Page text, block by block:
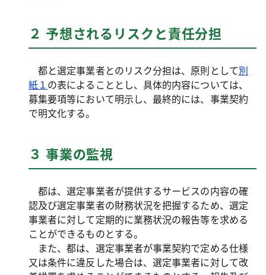
２ 予想されるリスクと責任分担
都と選定事業者とのリスク分担は、原則として別
紙１の表によることとし、具体的内容については、
募集要項等において明示し、最終的には、事業契約
で明文化する。
３ 事業の監視
都は、選定事業者が提供するサービスの内容の確
認及び選定事業者の財務状況を把握するため、選定
事業者に対して定期的に業務状況の報告等を求める
ことができるものとする。
また、都は、選定事業者が事業契約で定める仕様
又は条件に違反した場合は、選定事業者に対して改